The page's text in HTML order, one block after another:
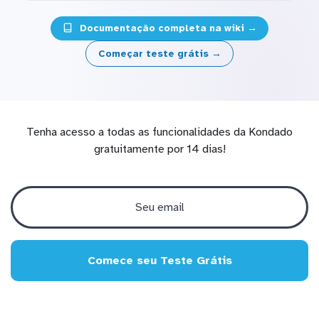
Documentação completa na wiki →
Começar teste grátis →
Tenha acesso a todas as funcionalidades da Kondado
gratuitamente por 14 dias!
Comece seu Teste Grátis